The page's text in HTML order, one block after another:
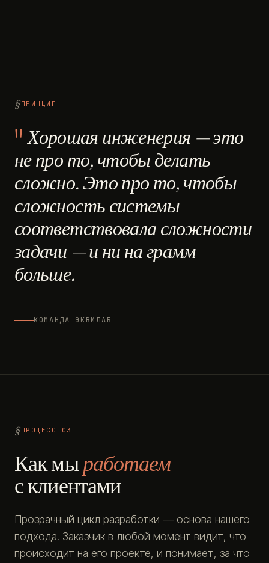
ПРИНЦИП
Хорошая инженерия — это
не про то, чтобы делать
сложно. Это про то, чтобы
сложность системы
соответствовала сложности
задачи — и ни на грамм
больше.
КОМАНДА ЭКВИЛАБ
ПРОЦЕСС 03
Как мыработаем
с клиентами
Прозрачный цикл разработки — основа нашего
подхода. Заказчик в любой момент видит, что
происходит на его проекте, и понимает, за что